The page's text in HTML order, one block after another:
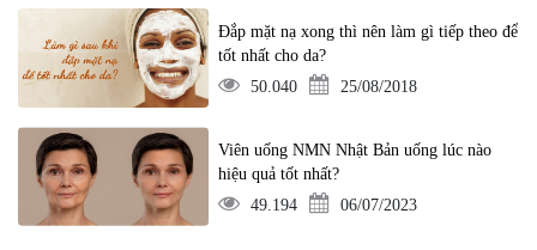
Đắp mặt nạ xong thì nên làm gì tiếp theo để
tốt nhất cho da?
50.040
25/08/2018
Viên uống NMN Nhật Bản uống lúc nào
hiệu quả tốt nhất?
49.194
06/07/2023